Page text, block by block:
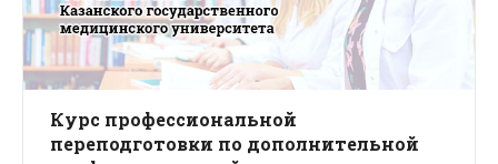
Курс профессиональной
переподготовки по дополнительной